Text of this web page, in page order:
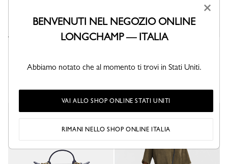
Tela
×
BENVENUTI NEL NEGOZIO ONLINE
LONGCHAMP — ITALIA
Abbiamo notato che al momento ti trovi in Stati Uniti.
VAI ALLO SHOP ONLINE STATI UNITI
RIMANI NELLO SHOP ONLINE ITALIA